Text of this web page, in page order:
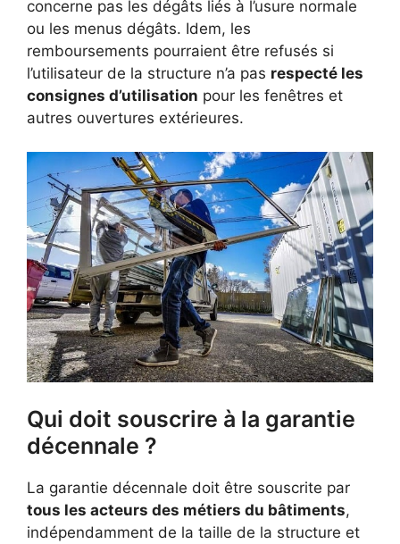
concerne pas les dégâts liés à l’usure normale
ou les menus dégâts. Idem, les
remboursements pourraient être refusés si
l’utilisateur de la structure n’a pas respecté les
consignes d’utilisation pour les fenêtres et
autres ouvertures extérieures.
Qui doit souscrire à la garantie
décennale ?
La garantie décennale doit être souscrite par
tous les acteurs des métiers du bâtiments,
indépendamment de la taille de la structure et